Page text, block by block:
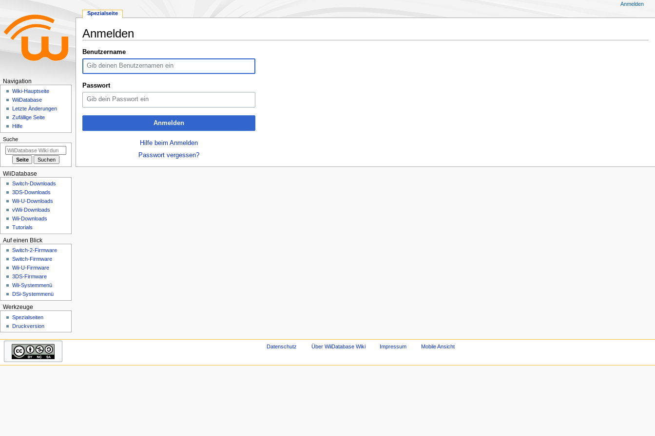
Anmelden
Zur
Navigation
Zur
Suche
Benutzername
Passwort
Anmelden
Hilfe beim Anmelden
Passwort vergessen?
N
a
o
n
m
ü
Spezialseite
Anmelden
Navigation
Wiki-Hauptseite
WiiDatabase
Letzte Änderungen
Zufällige Seite
Hilfe
Suche
WiiDatabase
Switch-Downloads
3DS-Downloads
Wii-U-Downloads
vWii-Downloads
Wii-Downloads
Tutorials
Auf einen Blick
Switch-2-Firmware
Switch-Firmware
Wii-U-Firmware
3DS-Firmware
Wii-Systemmenü
DSi-Systemmenü
Werkzeuge
Spezialseiten
Druckversion
Datenschutz Über WiiDatabase Wiki Impressum Mobile Ansicht